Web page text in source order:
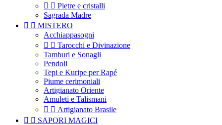
  Pietre e cristalli
Sagrada Madre
  MISTERO
Acchiappasogni
  Tarocchi e Divinazione
Tamburi e Sonagli
Pendoli
Tepi e Kuripe per Rapé
Piume cerimoniali
Artigianato Oriente
Amuleti e Talismani
  Artigianato Brasile
  SAPORI MAGICI